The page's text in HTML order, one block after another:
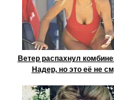
Ветер распахнул
Надер, но это её не